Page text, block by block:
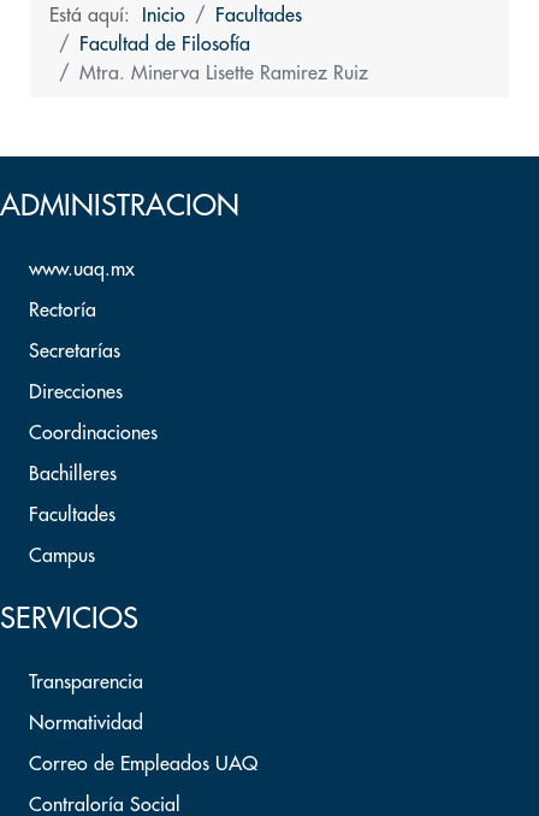
Está aquí: Inicio
Facultades
Facultad de Filosofía
Mtra. Minerva Lisette Ramirez Ruiz
ADMINISTRACION
www.uaq.mx
Rectoría
Secretarías
Direcciones
Coordinaciones
Bachilleres
Facultades
Campus
SERVICIOS
Transparencia
Normatividad
Correo de Empleados UAQ
Contraloría Social